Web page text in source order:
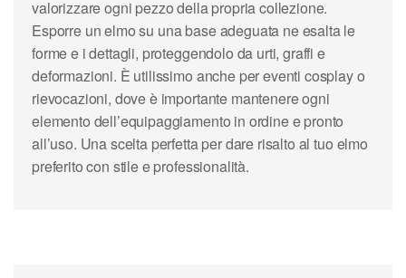
valorizzare ogni pezzo della propria collezione.
Esporre un elmo su una base adeguata ne esalta le
forme e i dettagli, proteggendolo da urti, graffi e
deformazioni. È utilissimo anche per eventi cosplay o
rievocazioni, dove è importante mantenere ogni
elemento dell’equipaggiamento in ordine e pronto
all’uso. Una scelta perfetta per dare risalto al tuo elmo
preferito con stile e professionalità.